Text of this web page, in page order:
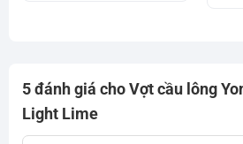
5 đánh giá choVợt cầu lông
Light Lime